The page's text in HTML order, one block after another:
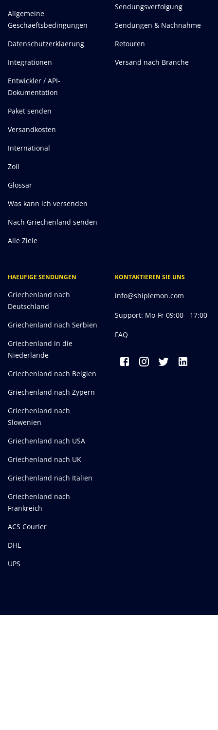
Allgemeine
Geschaeftsbedingungen
Datenschutzerklaerung
Integrationen
Entwickler / API-
Dokumentation
Paket senden
Versandkosten
International
Zoll
Glossar
Was kann ich versenden
Nach Griechenland senden
Alle Ziele
Sendungsverfolgung
Sendungen & Nachnahme
Retouren
Versand nach Branche
HAEUFIGE SENDUNGEN
Griechenland nach
Deutschland
Griechenland nach Serbien
Griechenland in die
Niederlande
Griechenland nach Belgien
Griechenland nach Zypern
Griechenland nach
Slowenien
Griechenland nach USA
Griechenland nach UK
Griechenland nach Italien
Griechenland nach
Frankreich
ACS Courier
DHL
UPS
KONTAKTIEREN SIE UNS
info@shiplemon.com
Support: Mo-Fr 09:00 - 17:00
FAQ